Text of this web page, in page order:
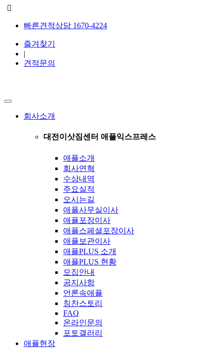
빠른견적상담 1670-4224
즐겨찾기
|
견적문의
회사소개
대전이삿짐센터 애플익스프레스
애플소개
회사연혁
수상내역
주요실적
오시는길
애플사무실이사
애플포장이사
애플스페셜포장이사
애플보관이사
애플PLUS 소개
애플PLUS 현황
모집안내
공지사항
언론속애플
칭찬스토리
FAQ
온라인문의
포토갤러리
애플현장